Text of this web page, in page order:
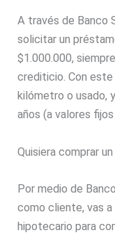
A través de Banco
solicitar un
$1.000.000,
crediticio. Con
kilómetro o usado,
años (a valores
Quisiera comprar
Por medio de
como cliente, vas
hipotecario para